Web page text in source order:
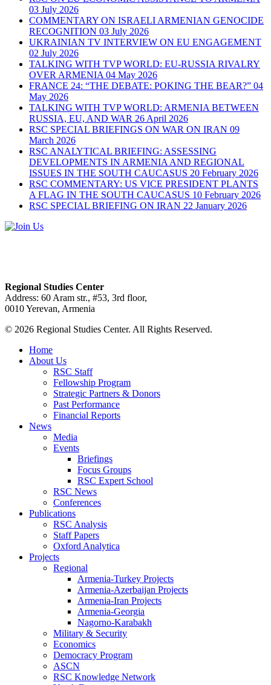
03 July 2026
COMMENTARY ON ISRAELI ARMENIAN GENOCIDE
RECOGNITION 03 July 2026
UKRAINIAN TV INTERVIEW ON EU ENGAGEMENT
02 July 2026
TALKING WITH TVP WORLD: EU-RUSSIA RIVALRY
OVER ARMENIA 04 May 2026
FRANCE 24: “THE DEBATE: POKING THE BEAR?” 04
May 2026
TALKING WITH TVP WORLD: ARMENIA BETWEEN
RUSSIA, EU, AND WAR 26 April 2026
RSC SPECIAL BRIEFINGS ON WAR ON IRAN 09
March 2026
RSC ANALYTICAL BRIEFING: ASSESSING
DEVELOPMENTS IN ARMENIA AND REGIONAL
ISSUES IN THE SOUTH CAUCASUS 20 February 2026
RSC COMMENTARY: US VICE PRESIDENT PLANTS
A FLAG IN THE SOUTH CAUCASUS 10 February 2026
RSC SPECIAL BRIEFING ON IRAN 22 January 2026
Regional Studies Center
Address: 60 Aram str., #53, 3rd floor,
0010 Yerevan, Armenia
© 2026 Regional Studies Center. All Rights Reserved.
Home
About Us
RSC Staff
Fellowship Program
Strategic Partners & Donors
Past Performance
Financial Reports
News
Media
Events
Briefings
Focus Groups
RSC Expert School
RSC News
Conferences
Publications
RSC Analysis
Staff Papers
Oxford Analytica
Projects
Regional
Armenia-Turkey Projects
Armenia-Azerbaijan Projects
Armenia-Iran Projects
Armenia-Georgia
Nagorno-Karabakh
Military & Security
Economics
Democracy Program
ASCN
RSC Knowledge Network